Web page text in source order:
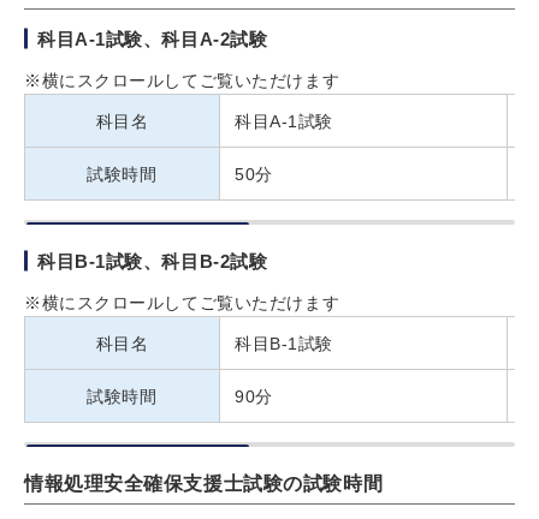
科目A-1試験、科目A-2試験
※横にスクロールしてご覧いただけます
科目名 科目A-1試験
試験時間 50分
科目B-1試験、科目B-2試験
※横にスクロールしてご覧いただけます
科目名 科目B-1試験
試験時間 90分
情報処理安全確保支援士試験の試験時間